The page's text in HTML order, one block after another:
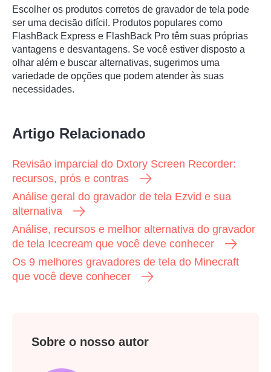
Escolher os produtos corretos de gravador de tela pode
ser uma decisão difícil. Produtos populares como
FlashBack Express e FlashBack Pro têm suas próprias
vantagens e desvantagens. Se você estiver disposto a
olhar além e buscar alternativas, sugerimos uma
variedade de opções que podem atender às suas
necessidades.
Artigo Relacionado
Revisão imparcial do Dxtory Screen Recorder:
recursos, prós e contras
Análise geral do gravador de tela Ezvid e sua
alternativa
Análise, recursos e melhor alternativa do gravador
de tela Icecream que você deve conhecer
Os 9 melhores gravadores de tela do Minecraft
que você deve conhecer
Sobre o nosso autor